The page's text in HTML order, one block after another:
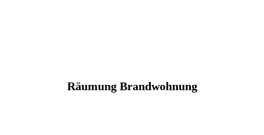
Räumung Brandwohnung